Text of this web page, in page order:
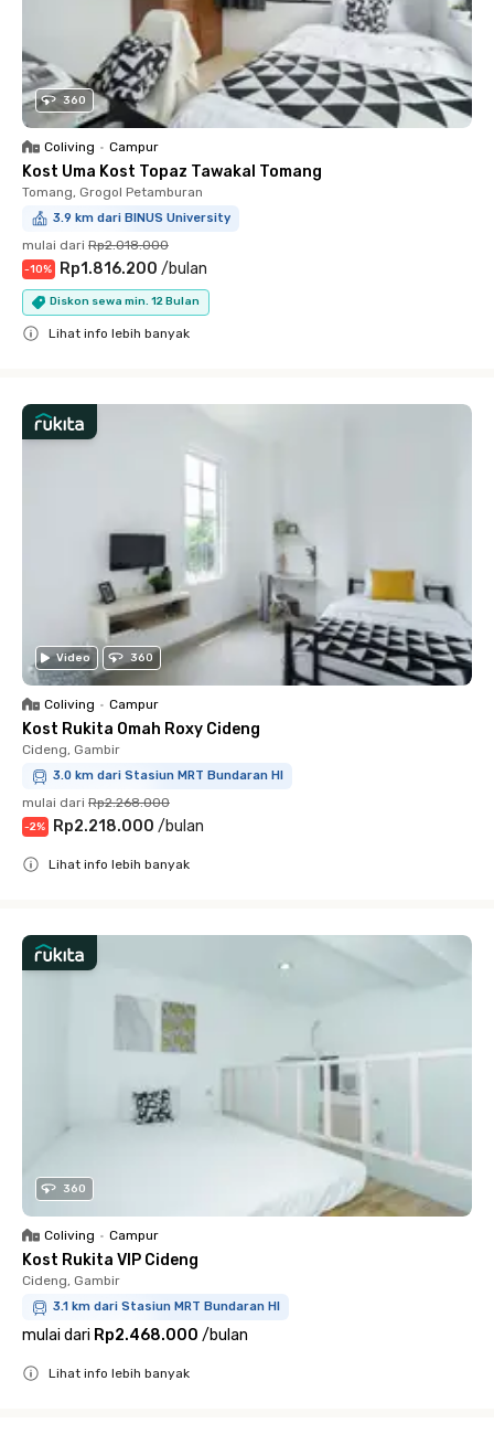
360
Coliving • Campur
Kost Uma Kost Topaz Tawakal Tomang
Tomang, Grogol Petamburan
3.9 km dari BINUS University
mulai dari Rp2.018.000
-10% Rp1.816.200 /bulan
Diskon sewa min. 12 Bulan
Lihat info lebih banyak
Video 360
Coliving • Campur
Kost Rukita Omah Roxy Cideng
Cideng, Gambir
3.0 km dari Stasiun MRT Bundaran HI
mulai dari Rp2.268.000
-2% Rp2.218.000 /bulan
Lihat info lebih banyak
360
Coliving • Campur
Kost Rukita VIP Cideng
Cideng, Gambir
3.1 km dari Stasiun MRT Bundaran HI
mulai dari Rp2.468.000 /bulan
Lihat info lebih banyak